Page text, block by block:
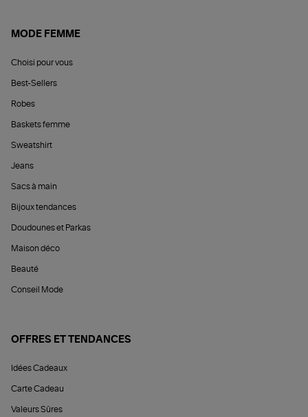
MODE FEMME
Choisi pour vous
Best-Sellers
Robes
Baskets femme
Sweatshirt
Jeans
Sacs à main
Bijoux tendances
Doudounes et Parkas
Maison déco
Beauté
Conseil Mode
OFFRES ET TENDANCES
Idées Cadeaux
Carte Cadeau
Valeurs Sûres